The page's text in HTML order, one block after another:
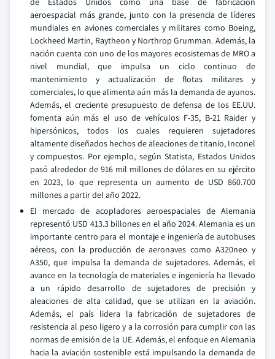
aeroespacial más grande, junto con la presencia de líderes
mundiales en aviones comerciales y militares como Boeing,
Lockheed Martin, Raytheon y Northrop Grumman. Además, la
nación cuenta con uno de los mayores ecosistemas de MRO a
nivel mundial, que impulsa un ciclo continuo de
mantenimiento y actualización de flotas militares y
comerciales, lo que alimenta aún más la demanda de ayunos.
Además, el creciente presupuesto de defensa de los EE.UU.
fomenta aún más el uso de vehículos F-35, B-21 Raider y
hipersónicos, todos los cuales requieren sujetadores
altamente diseñados hechos de aleaciones de titanio, Inconel
y compuestos. Por ejemplo, según Statista, Estados Unidos
pasó alrededor de 916 mil millones de dólares en su ejército
en 2023, lo que representa un aumento de USD 860.700
millones a partir del año 2022.
El mercado de acopladores aeroespaciales de Alemania
representó USD 413.3 billones en el año 2024. Alemania es un
importante centro para el montaje e ingeniería de autobuses
aéreos, con la producción de aeronaves como A320neo y
A350, que impulsa la demanda de sujetadores. Además, el
avance en la tecnología de materiales e ingeniería ha llevado
a un rápido desarrollo de sujetadores de precisión y
aleaciones de alta calidad, que se utilizan en la aviación.
Además, el país lidera la fabricación de sujetadores de
resistencia al peso ligero y a la corrosión para cumplir con las
normas de emisión de la UE. Además, el enfoque en Alemania
hacia la aviación sostenible está impulsando la demanda de